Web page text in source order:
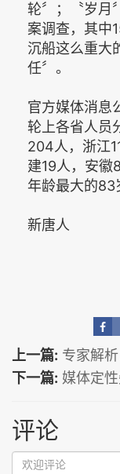
轮〞；〝岁月
案调查，其中
沉船这么重大
任〞。
官方媒体消息
轮上各省人员
204人，浙江
建19人，安徽
年龄最大的83
新唐人
上一篇: 专家解
下一篇: 媒体定
评论